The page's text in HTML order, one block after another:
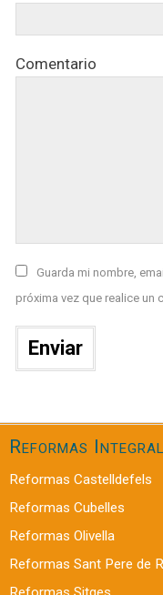
Comentario
Guarda mi nombre,
próxima vez que realice un
Reformas
Reformas Castelldefels
Reformas Cubelles
Reformas Olivella
Reformas Sant Pere de